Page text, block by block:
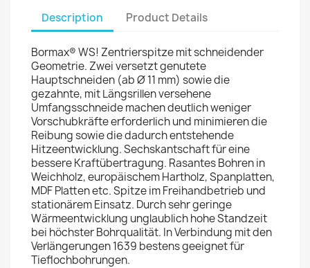
Description Product Details
Bormax® WS! Zentrierspitze mit schneidender
Geometrie. Zwei versetzt genutete
Hauptschneiden (ab Ø 11 mm) sowie die
gezahnte, mit Längsrillen versehene
Umfangsschneide machen deutlich weniger
Vorschubkräfte erforderlich und minimieren die
Reibung sowie die dadurch entstehende
Hitzeentwicklung. Sechskantschaft für eine
bessere Kraftübertragung. Rasantes Bohren in
Weichholz, europäischem Hartholz, Spanplatten,
MDF Platten etc. Spitze im Freihandbetrieb und
stationärem Einsatz. Durch sehr geringe
Wärmeentwicklung unglaublich hohe Standzeit
bei höchster Bohrqualität. In Verbindung mit den
Verlängerungen 1639 bestens geeignet für
Tieflochbohrungen.